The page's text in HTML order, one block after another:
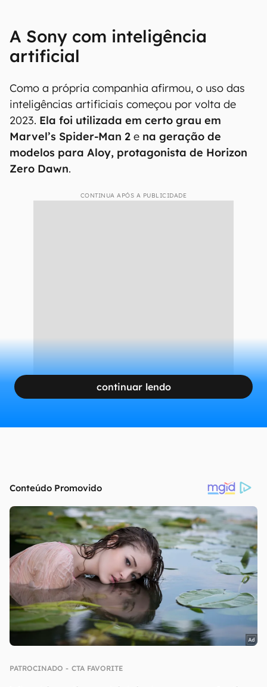
A Sony com inteligência
artificial
Como a própria companhia afirmou, o uso das
inteligências artificiais começou por volta de
2023. Ela foi utilizada em certo grau em
Marvel’s Spider-Man 2 e na geração de
modelos para Aloy, protagonista de Horizon
Zero Dawn.
CONTINUA APÓS A PUBLICIDADE
continuar lendo